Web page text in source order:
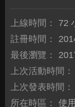
上線時間：
72
註冊時間：
最後瀏覽：
上次活動時間：
上次發表時間：
所在時區：
使